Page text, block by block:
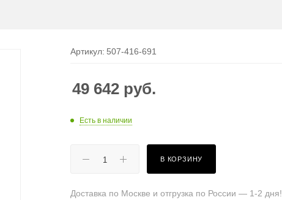
Артикул: 507-416-691
49 642 руб.
Есть в наличии
В КОРЗИНУ
Доставка по Москве и отгрузка по России — 1-2 дня!